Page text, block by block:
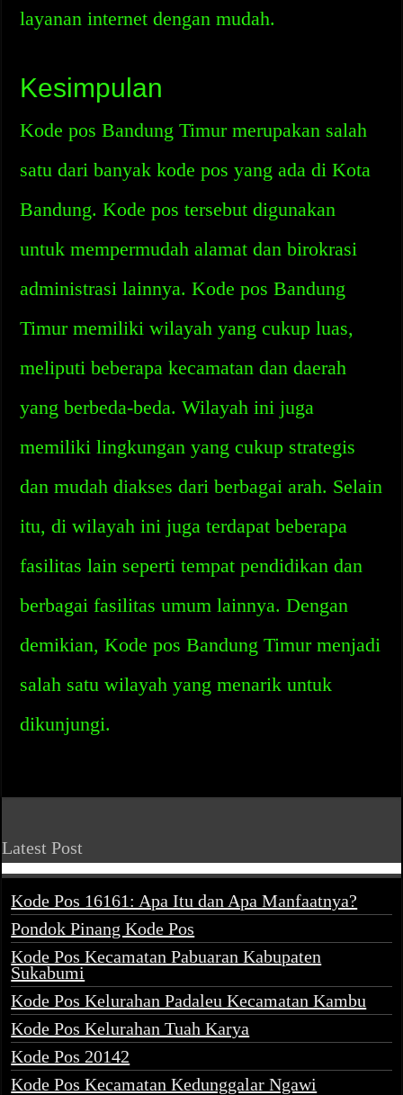
layanan internet dengan mudah.
Kesimpulan
Kode pos Bandung Timur merupakan salah
satu dari banyak kode pos yang ada di Kota
Bandung. Kode pos tersebut digunakan
untuk mempermudah alamat dan birokrasi
administrasi lainnya. Kode pos Bandung
Timur memiliki wilayah yang cukup luas,
meliputi beberapa kecamatan dan daerah
yang berbeda-beda. Wilayah ini juga
memiliki lingkungan yang cukup strategis
dan mudah diakses dari berbagai arah. Selain
itu, di wilayah ini juga terdapat beberapa
fasilitas lain seperti tempat pendidikan dan
berbagai fasilitas umum lainnya. Dengan
demikian, Kode pos Bandung Timur menjadi
salah satu wilayah yang menarik untuk
dikunjungi.
Latest Post
Kode Pos 16161: Apa Itu dan Apa Manfaatnya?
Pondok Pinang Kode Pos
Kode Pos Kecamatan Pabuaran Kabupaten
Sukabumi
Kode Pos Kelurahan Padaleu Kecamatan Kambu
Kode Pos Kelurahan Tuah Karya
Kode Pos 20142
Kode Pos Kecamatan Kedunggalar Ngawi